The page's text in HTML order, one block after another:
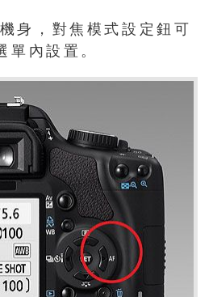
身，對焦模式設定鈕可
單內設置。